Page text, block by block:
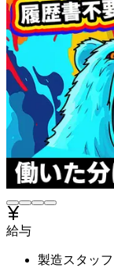
給与
製造スタッフ